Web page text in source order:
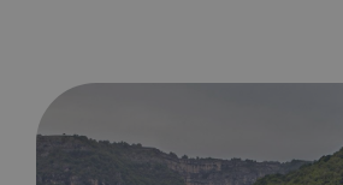
5 ideas para Semana Santa en Navarra